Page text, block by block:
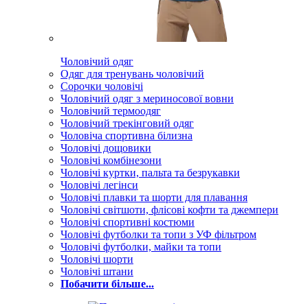
Чоловічий одяг
Одяг для тренувань чоловічий
Сорочки чоловічі
Чоловічий одяг з мериносової вовни
Чоловічий термоодяг
Чоловічий трекінговий одяг
Чоловіча спортивна білизна
Чоловічі дощовики
Чоловічі комбінезони
Чоловічі куртки, пальта та безрукавки
Чоловічі легінси
Чоловічі плавки та шорти для плавання
Чоловічі світшоти, флісові кофти та джемпери
Чоловічі спортивні костюми
Чоловічі футболки та топи з УФ фільтром
Чоловічі футболки, майки та топи
Чоловічі шорти
Чоловічі штани
Побачити більше...